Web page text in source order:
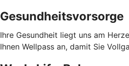
Gesundheitsvorsorge
Ihre Gesundheit liegt uns am
Ihnen Wellpass an, damit Sie